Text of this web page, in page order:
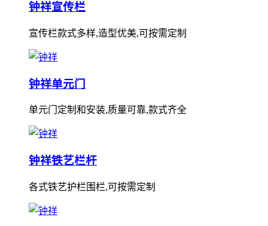
钟祥宣传栏
宣传栏款式多样,造型优美,可按需定制
钟祥单元门
单元门定制和安装,质量可靠,款式齐全
钟祥铁艺栏杆
各式铁艺护栏围栏,可按需定制